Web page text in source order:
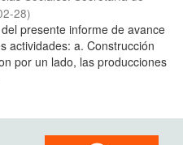
28)
presente informe de avance
actividades: a. Construcción
por un lado, las producciones